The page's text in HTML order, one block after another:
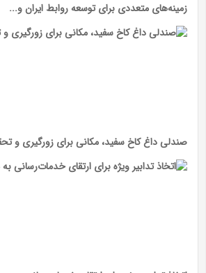
زمینه‌های متعددی برای توسعه روابط ایران و...
صندلی داغ کاخ سفید، مکانی برای زورگیری و